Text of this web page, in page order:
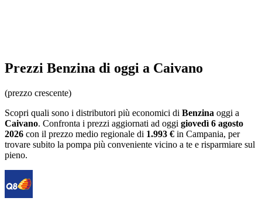
Prezzi Benzina di oggi a Caivano
(prezzo crescente)
Scopri quali sono i distributori più economici di Benzina oggi a
Caivano. Confronta i prezzi aggiornati ad oggi giovedì 6 agosto
2026 con il prezzo medio regionale di 1.993 € in Campania, per
trovare subito la pompa più conveniente vicino a te e risparmiare sul
pieno.